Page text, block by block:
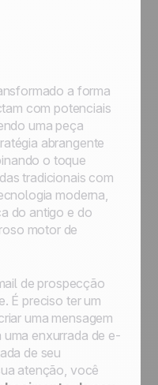
a forma
com potenciais
uma peça
abrangente
o toque
tradicionais com
moderna,
do antigo e do
motor de
de prospecção
É preciso ter um
uma mensagem
enxurrada de e-
de seu
atenção, você